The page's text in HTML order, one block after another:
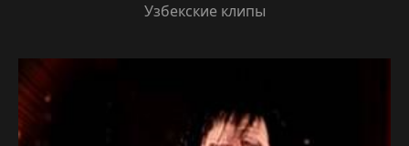
Узбекские клипы